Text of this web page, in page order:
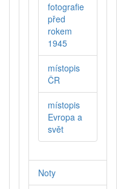
fotografie
před
rokem
1945
místopis
ČR
místopis
Evropa a
svět
Noty